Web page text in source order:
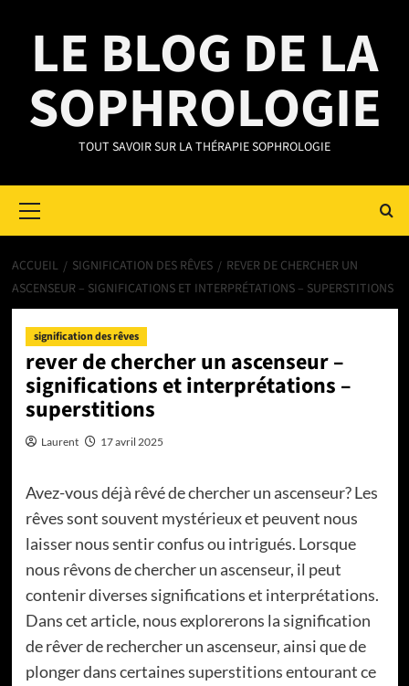
LE BLOG DE LA
SOPHROLOGIE
TOUT SAVOIR SUR LA THÉRAPIE SOPHROLOGIE
Menu
ACCUEIL SIGNIFICATION DES RÊVES
REVER DE CHERCHER UN
ASCENSEUR – SIGNIFICATIONS ET INTERPRÉTATIONS – SUPERSTITIONS
signification des rêves
rever de chercher un ascenseur –
significations et interprétations –
superstitions
Laurent 17 avril 2025
Avez-vous déjà rêvé de chercher un ascenseur? Les
rêves sont souvent mystérieux et peuvent nous
laisser nous sentir confus ou intrigués. Lorsque
nous rêvons de chercher un ascenseur, il peut
contenir diverses significations et interprétations.
Dans cet article, nous explorerons la signification
de rêver de rechercher un ascenseur, ainsi que de
plonger dans certaines superstitions entourant ce